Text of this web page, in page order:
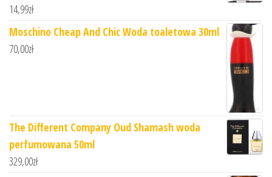
14,99zł
Moschino Cheap And Chic Woda toaletowa 30ml
70,00zł
The Different Company Oud Shamash woda
perfumowana 50ml
329,00zł